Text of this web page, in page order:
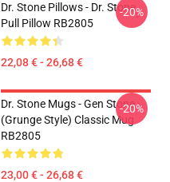
Dr. Stone Pillows - Dr. Stone
Pull Pillow RB2805
22,08 € - 26,68 €
-20%
Dr. Stone Mugs - Gen Stone
(Grunge Style) Classic Mug
RB2805
23,00 € - 26,68 €
-20%